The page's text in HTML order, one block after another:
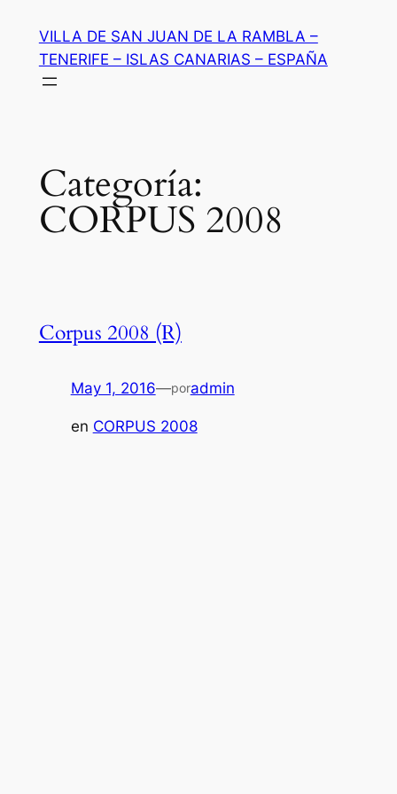
contenido
VILLA DE SAN JUAN DE LA RAMBLA –
TENERIFE – ISLAS CANARIAS – ESPAÑA
Categoría:
CORPUS 2008
Corpus 2008 (R)
May 1, 2016—poradmin
en CORPUS 2008